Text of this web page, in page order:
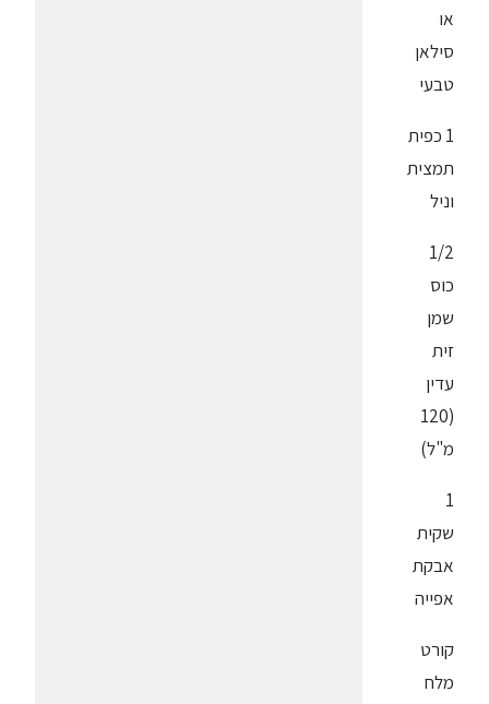
או
סילאן
טבעי
1 כפית
תמצית
וניל
1/2
כוס
שמן
זית
עדין
(120
מ"ל)
1
שקית
אבקת
אפייה
קורט
מלח